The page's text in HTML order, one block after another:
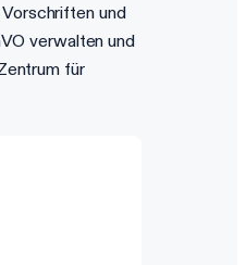
und
verwalten und
für